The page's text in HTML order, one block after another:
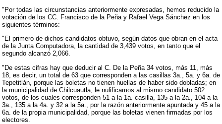
"Por todas las circunstancias anteriormente expresadas, hemos reducido la
votación de los CC. Francisco de la Peña y Rafael Vega Sánchez en los
siguientes términos:
"El primero de dichos candidatos obtuvo, según datos que obran en el acta
de la Junta Computadora, la cantidad de 3,439 votos, en tanto que el
segundo alcanzó 2,066.
"De estas cifras hay que deducir al C. De la Peña 34 votos, más 11, más
18, es decir, un total de 63 que corresponden a las casillas 3a., 5a. y 6a. de
Tepetitlán, porque las boletas no tienen huellas de haber sido dobladas; en
la municipalidad de Chilcuautla, le nulificamos al mismo candidato 502
votos, de los cuales corresponden 51 a la 1a. casilla, 135 a la 2a., 104 a la
3a., 135 a la 4a. y 32 a la 5a., por la razón anteriormente apuntada y 45 a la
6a. de la propia municipalidad, porque las boletas vienen firmadas por los
electores.